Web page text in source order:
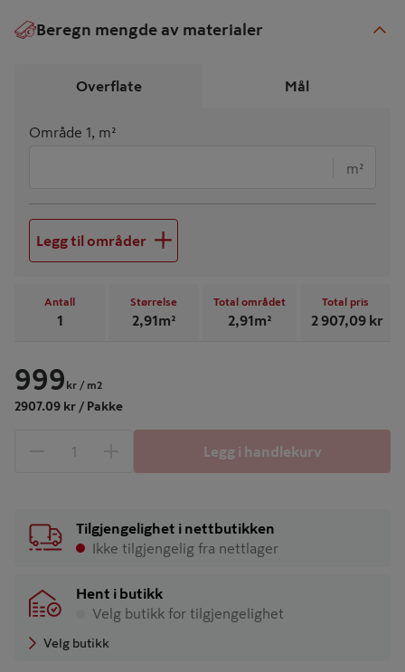
€ Beregn mengde av materialer
Overflate Mål
Område 1, m²
m²
Legg til områder
Antall
1
Størrelse
2,91m²
Total området
2,91m²
Total pris
2 907,09 kr
999 kr / m2
2907.09 kr / Pakke
1 produkter
Legg i handlekurv
Tilgjengelighet i nettbutikken
Ikke tilgjengelig fra nettlager
Hent i butikk
Velg butikk for tilgjengelighet
Velg butikk